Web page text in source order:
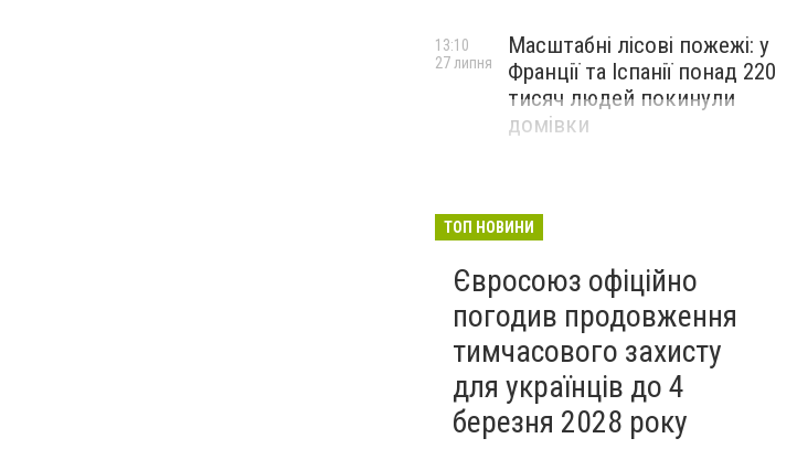
Масштабні лісові пожежі: у
Франції та Іспанії понад 220
тисяч людей покинули
домівки
13:10
27 липня
ТОП НОВИНИ
Євросоюз офіційно
погодив продовження
тимчасового захисту
для українців до 4
березня 2028 року